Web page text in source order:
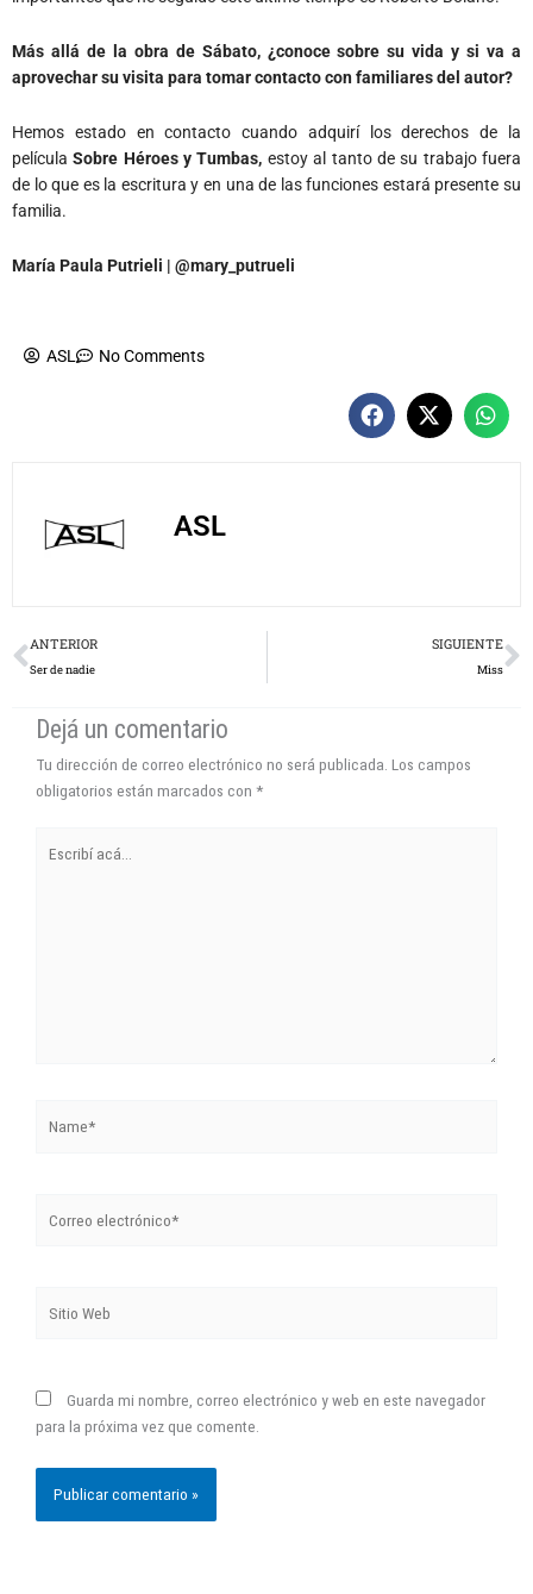
Más allá de la obra de Sábato, ¿conoce sobre su vida y si va a
aprovechar su visita para tomar contacto con familiares del autor?
Hemos estado en contacto cuando adquirí los derechos de la
películaSobre Héroes y Tumbas, estoy al tanto de su trabajo fuera
de lo que es la escritura y en una de las funciones estará presente su
familia.
María Paula Putrieli | @mary_putrueli
ASL No Comments
ASL
Prev
ANTERIOR
Ser de nadie
SIGUIENTE
Miss
Dejá un comentario
Tu dirección de correo electrónico no será publicada. Los campos
obligatorios están marcados con *
acá...
electrónico*
Web
Guarda mi nombre, correo electrónico y web en este navegador
para la próxima vez que comente.